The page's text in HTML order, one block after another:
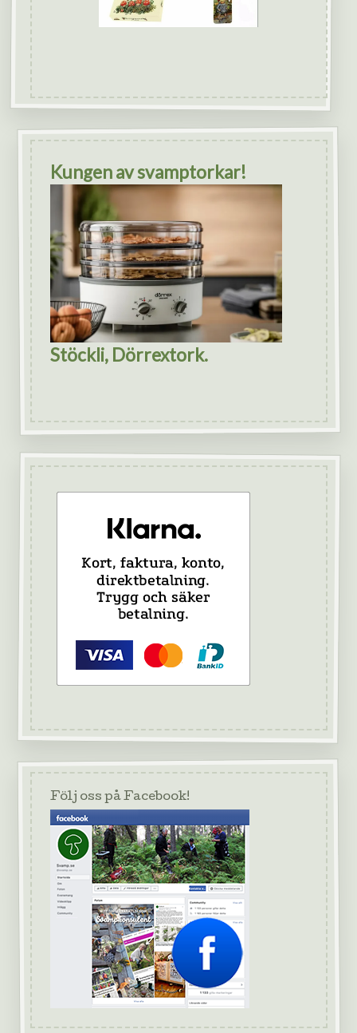
Kungen av svamptorkar!
Stöckli, Dörrextork.
Följ oss på Facebook!